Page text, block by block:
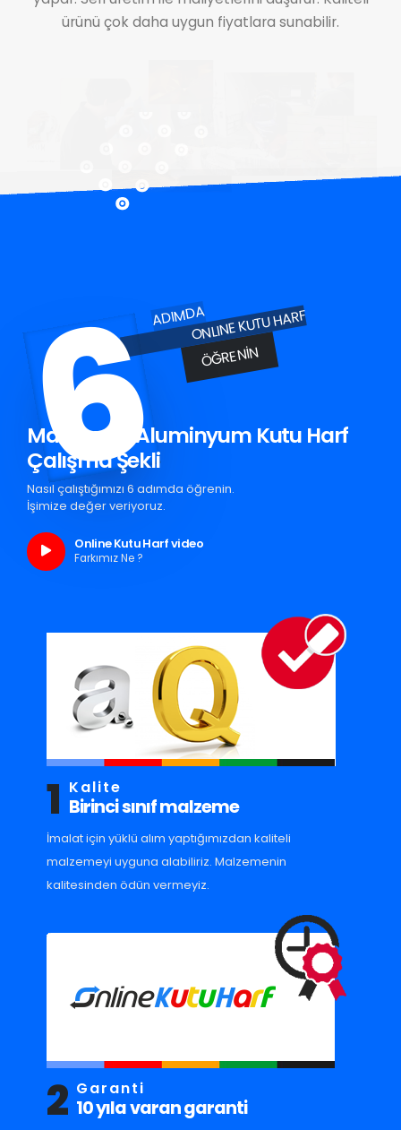
ürünü çok daha uygun fiyatlara sunabilir.
6ADIMDAONLINE KUTU HARF
ÖĞRENIN
Manavgat Aluminyum Kutu Harf
Çalışma Şekli
Nasıl çalıştığımızı 6 adımda öğrenin.
İşimize değer veriyoruz.
Online Kutu Harf video
Farkımız Ne ?
1 Kalite
Birinci sınıf malzeme
İmalat için yüklü alım yaptığımızdan kaliteli
malzemeyi uyguna alabiliriz. Malzemenin
kalitesinden ödün vermeyiz.
2 Garanti
10 yıla varan garanti